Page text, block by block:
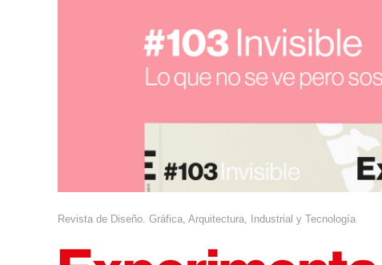
Revista de Diseño. Gráfica, Arquitectura, Industrial y Tecnología